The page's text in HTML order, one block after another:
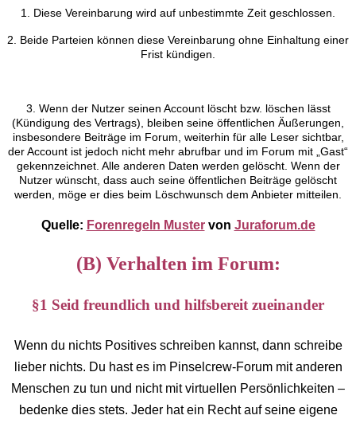
1. Diese Vereinbarung wird auf unbestimmte Zeit geschlossen.
2. Beide Parteien können diese Vereinbarung ohne Einhaltung einer
Frist kündigen.
3. Wenn der Nutzer seinen Account löscht bzw. löschen lässt
(Kündigung des Vertrags), bleiben seine öffentlichen Äußerungen,
insbesondere Beiträge im Forum, weiterhin für alle Leser sichtbar,
der Account ist jedoch nicht mehr abrufbar und im Forum mit „Gast“
gekennzeichnet. Alle anderen Daten werden gelöscht. Wenn der
Nutzer wünscht, dass auch seine öffentlichen Beiträge gelöscht
werden, möge er dies beim Löschwunsch dem Anbieter mitteilen.
Quelle: Forenregeln Mustervon Juraforum.de
(B) Verhalten im Forum:
§1 Seid freundlich und hilfsbereit zueinander
Wenn du nichts Positives schreiben kannst, dann schreibe
lieber nichts. Du hast es im Pinselcrew-Forum mit anderen
Menschen zu tun und nicht mit virtuellen Persönlichkeiten –
bedenke dies stets. Jeder hat ein Recht auf seine eigene